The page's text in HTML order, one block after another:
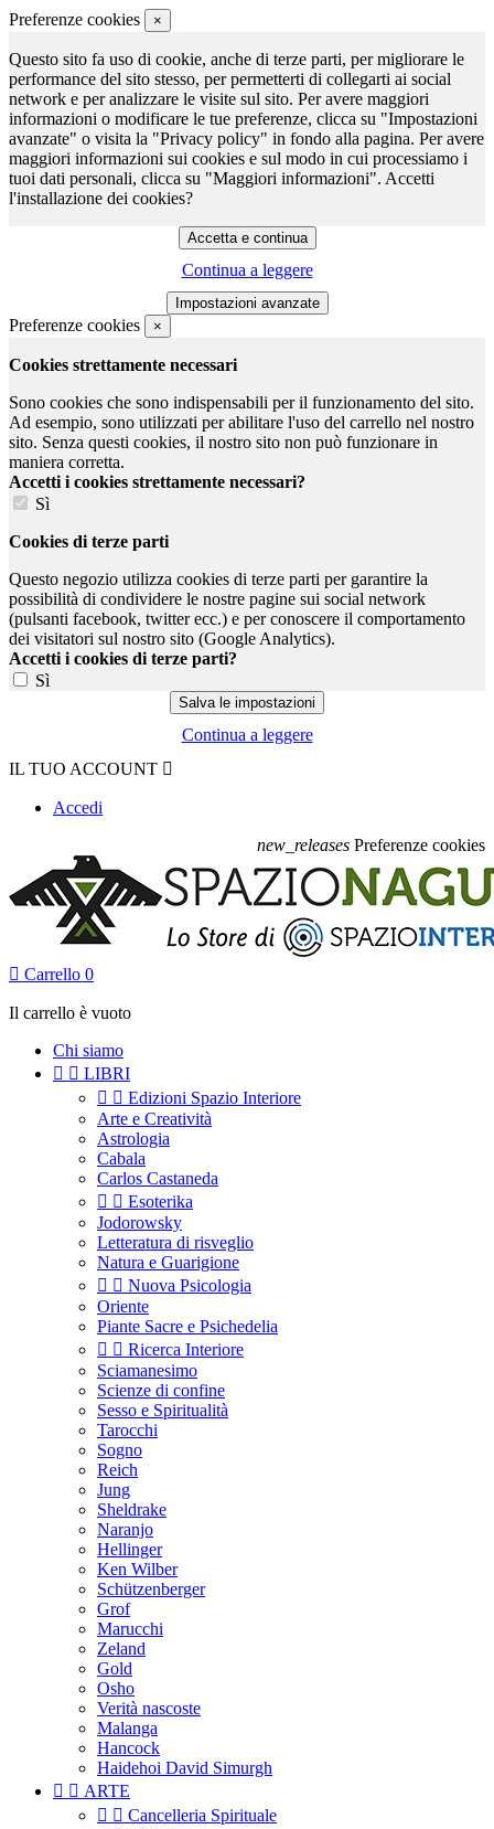
Preferenze cookies ×
Questo sito fa uso di cookie, anche di terze parti, per migliorare le
performance del sito stesso, per permetterti di collegarti ai social
network e per analizzare le visite sul sito. Per avere maggiori
informazioni o modificare le tue preferenze, clicca su "Impostazioni
avanzate" o visita la "Privacy policy" in fondo alla pagina. Per avere
maggiori informazioni sui cookies e sul modo in cui processiamo i
tuoi dati personali, clicca su "Maggiori informazioni". Accetti
l'installazione dei cookies?
Continua a leggere
Preferenze cookies ×
Cookies strettamente necessari
Sono cookies che sono indispensabili per il funzionamento del sito.
Ad esempio, sono utilizzati per abilitare l'uso del carrello nel nostro
sito. Senza questi cookies, il nostro sito non può funzionare in
maniera corretta.
Accetti i cookies strettamente necessari?
Sì
Cookies di terze parti
Questo negozio utilizza cookies di terze parti per garantire la
possibilità di condividere le nostre pagine sui social network
(pulsanti facebook, twitter ecc.) e per conoscere il comportamento
dei visitatori sul nostro sito (Google Analytics).
Accetti i cookies di terze parti?
Sì
Continua a leggere
IL TUO ACCOUNT 
Accedi
new_releases Preferenze cookies
 Carrello 0
Il carrello è vuoto
Chi siamo
  LIBRI
  Edizioni Spazio Interiore
Arte e Creatività
Astrologia
Cabala
Carlos Castaneda
  Esoterika
Jodorowsky
Letteratura di risveglio
Natura e Guarigione
  Nuova Psicologia
Oriente
Piante Sacre e Psichedelia
  Ricerca Interiore
Sciamanesimo
Scienze di confine
Sesso e Spiritualità
Tarocchi
Sogno
Reich
Jung
Sheldrake
Naranjo
Hellinger
Ken Wilber
Schützenberger
Grof
Marucchi
Zeland
Gold
Osho
Verità nascoste
Malanga
Hancock
Haidehoi David Simurgh
  ARTE
  Cancelleria Spirituale